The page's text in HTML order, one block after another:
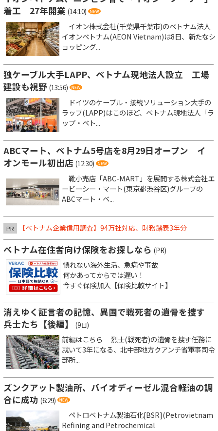
着工 27年開業 (14:10)
イオン株式会社(千葉県千葉市)のベトナム法人
イオンベトナム(AEON Vietnam)は8日、新たなシ
ョッピング...
独ケーブル大手LAPP、ベトナム現地法人設立 工場
建設も視野 (13:56)
ドイツのケーブル・接続ソリューション大手の
ラップ(LAPP)はこのほど、ベトナム現地法人「ラ
ップ・ベト...
ABCマート、ベトナム5号店を8月29日オープン イ
オンモール初出店 (12:30)
靴小売店「ABC-MART」を展開する株式会社エ
ービーシー・マート(東京都渋谷区)グループの
ABCマート・ベ...
PR 【ベトナム企業信用調査】94万社対応、財務諸表3年分
ベトナム在住者向け保険をお探しなら (PR)
慣れない海外生活、急病や事故
何かあってからでは遅い！
今すぐ保険加入【保険比較サイト】
消えゆく証言者の記憶、異国で戦死者の遺骨を捜す
兵士たち【後編】
(9日)
前編はこちら 烈士(戦死者)の遺骨を捜す任務に
就いて3年になる、北中部地方クアンチ省軍事司令
部所...
ズンクアット製油所、バイオディーゼル混合軽油の調
合に成功 (6:29)
ペトロベトナム製油石化[BSR](Petrovietnam
Refining and Petrochemical